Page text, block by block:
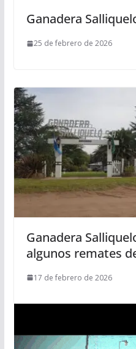
Ganadera
25 de febrero de 2026
Ganadera
algunos remates
17 de febrero de 2026